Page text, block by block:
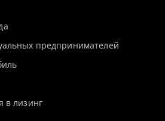
предпринимателей
в лизинг